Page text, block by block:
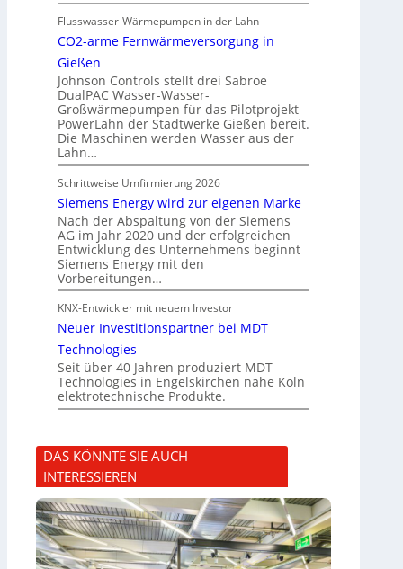
Flusswasser-Wärmepumpen in der Lahn
CO2-arme Fernwärmeversorgung in
Gießen
Johnson Controls stellt drei Sabroe
DualPAC Wasser-Wasser-
Großwärmepumpen für das Pilotprojekt
PowerLahn der Stadtwerke Gießen bereit.
Die Maschinen werden Wasser aus der
Lahn…
Schrittweise Umfirmierung 2026
Siemens Energy wird zur eigenen Marke
Nach der Abspaltung von der Siemens
AG im Jahr 2020 und der erfolgreichen
Entwicklung des Unternehmens beginnt
Siemens Energy mit den
Vorbereitungen…
KNX-Entwickler mit neuem Investor
Neuer Investitionspartner bei MDT
Technologies
Seit über 40 Jahren produziert MDT
Technologies in Engelskirchen nahe Köln
elektrotechnische Produkte.
DAS KÖNNTE SIE AUCH
INTERESSIEREN